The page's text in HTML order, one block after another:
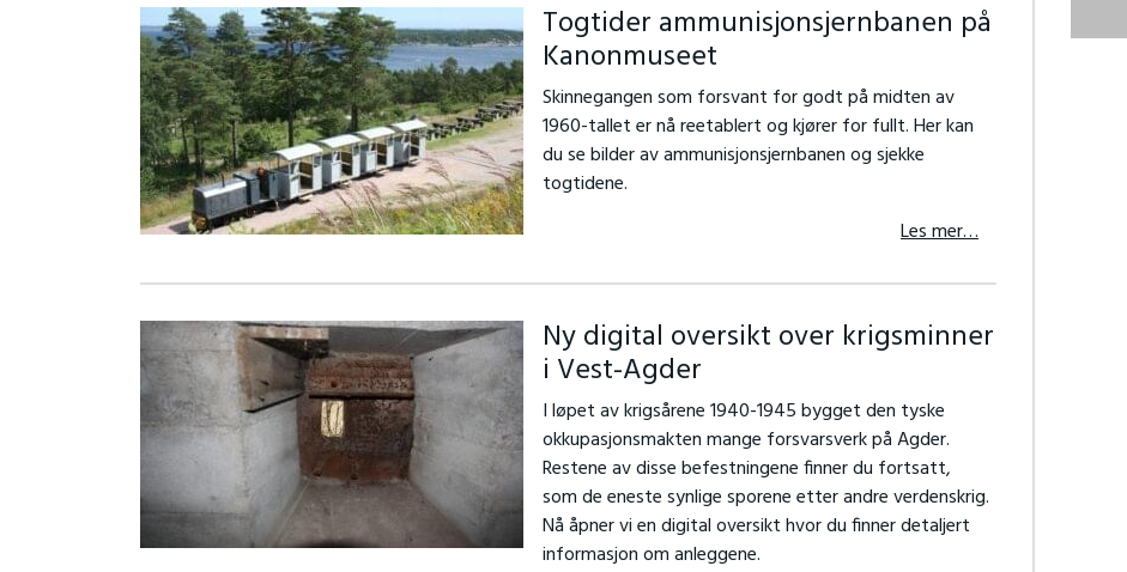
Togtider ammunisjonsjernbanen på
Kanonmuseet
Skinnegangen som forsvant for godt på midten av
1960-tallet er nå reetablert og kjører for fullt. Her kan
du se bilder av ammunisjonsjernbanen og sjekke
togtidene.
Les mer…
Ny digital oversikt over krigsminner
i Vest-Agder
I løpet av krigsårene 1940-1945 bygget den tyske
okkupasjonsmakten mange forsvarsverk på Agder.
Restene av disse befestningene finner du fortsatt,
som de eneste synlige sporene etter andre verdenskrig.
Nå åpner vi en digital oversikt hvor du finner detaljert
informasjon om anleggene.